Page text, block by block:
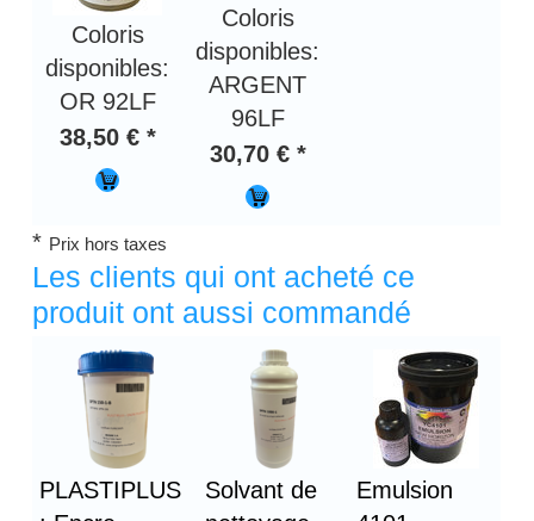
Coloris
disponibles:
OR 92LF
38,50 € *
Coloris
disponibles:
ARGENT
96LF
30,70 € *
* Prix hors taxes
Les clients qui ont acheté ce
produit ont aussi commandé
Titre 1
PLASTIPLUS
Solvant de
Emulsion